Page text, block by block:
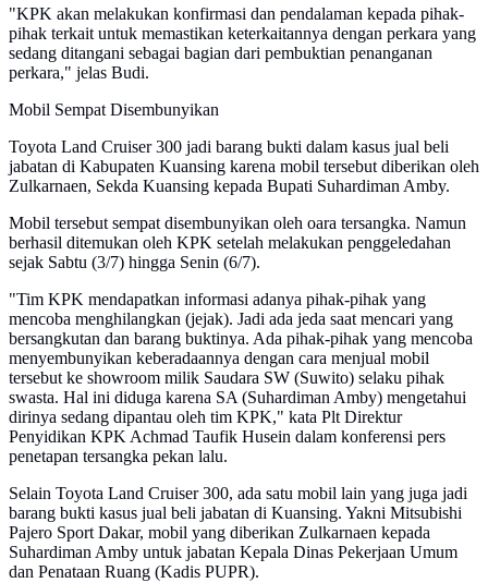
"KPK akan melakukan konfirmasi dan pendalaman kepada pihak-
pihak terkait untuk memastikan keterkaitannya dengan perkara yang
sedang ditangani sebagai bagian dari pembuktian penanganan
perkara," jelas Budi.
Mobil Sempat Disembunyikan
Toyota Land Cruiser 300 jadi barang bukti dalam kasus jual beli
jabatan di Kabupaten Kuansing karena mobil tersebut diberikan oleh
Zulkarnaen, Sekda Kuansing kepada Bupati Suhardiman Amby.
Mobil tersebut sempat disembunyikan oleh oara tersangka. Namun
berhasil ditemukan oleh KPK setelah melakukan penggeledahan
sejak Sabtu (3/7) hingga Senin (6/7).
"Tim KPK mendapatkan informasi adanya pihak-pihak yang
mencoba menghilangkan (jejak). Jadi ada jeda saat mencari yang
bersangkutan dan barang buktinya. Ada pihak-pihak yang mencoba
menyembunyikan keberadaannya dengan cara menjual mobil
tersebut ke showroom milik Saudara SW (Suwito) selaku pihak
swasta. Hal ini diduga karena SA (Suhardiman Amby) mengetahui
dirinya sedang dipantau oleh tim KPK," kata Plt Direktur
Penyidikan KPK Achmad Taufik Husein dalam konferensi pers
penetapan tersangka pekan lalu.
Selain Toyota Land Cruiser 300, ada satu mobil lain yang juga jadi
barang bukti kasus jual beli jabatan di Kuansing. Yakni Mitsubishi
Pajero Sport Dakar, mobil yang diberikan Zulkarnaen kepada
Suhardiman Amby untuk jabatan Kepala Dinas Pekerjaan Umum
dan Penataan Ruang (Kadis PUPR).